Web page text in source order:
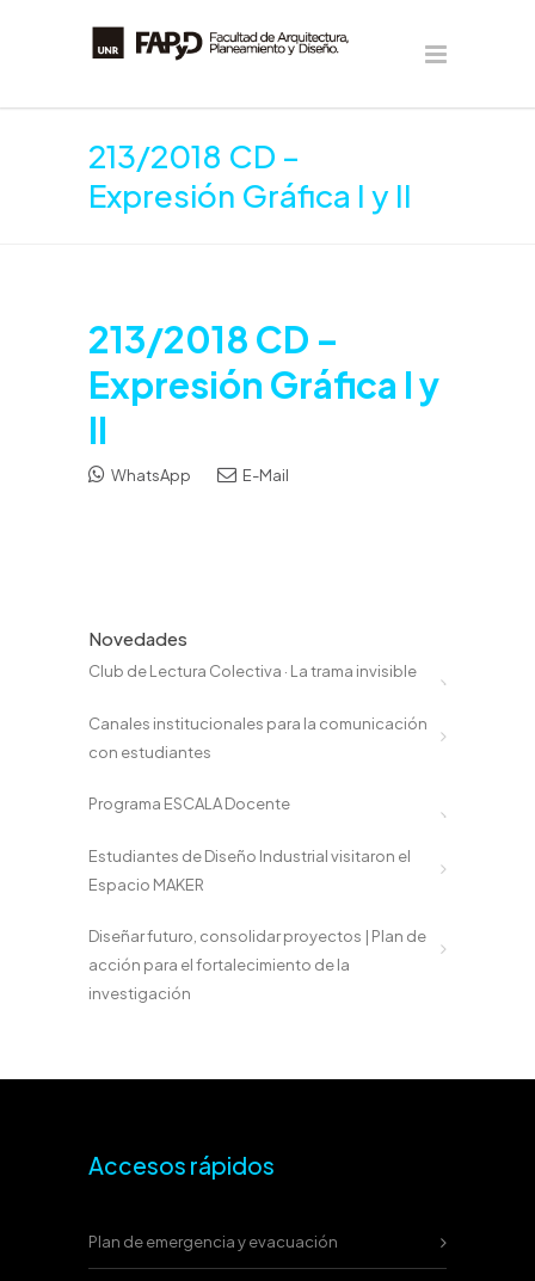
213/2018 CD –
Expresión Gráfica I y II
213/2018 CD –
Expresión Gráfica I y
II
WhatsApp E-Mail
Novedades
Club de Lectura Colectiva · La trama invisible
Canales institucionales para la comunicación
con estudiantes
Programa ESCALA Docente
Estudiantes de Diseño Industrial visitaron el
Espacio MAKER
Diseñar futuro, consolidar proyectos | Plan de
acción para el fortalecimiento de la
investigación
Accesos rápidos
Plan de emergencia y evacuación